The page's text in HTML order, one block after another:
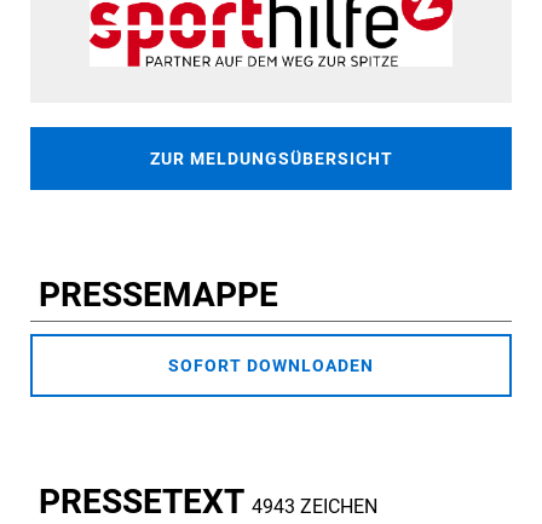
ZUR MELDUNGSÜBERSICHT
PRESSEMAPPE
SOFORT DOWNLOADEN
PRESSETEXT 4943 ZEICHEN